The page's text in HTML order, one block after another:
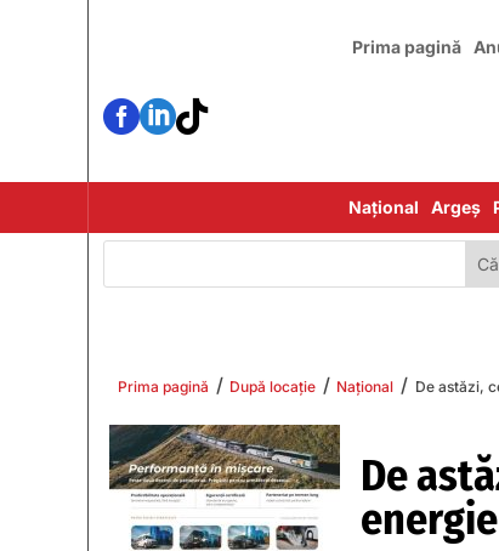
Prima pagină

Național Argeș
Prima pagină / După locație / Național / De astăzi,
De